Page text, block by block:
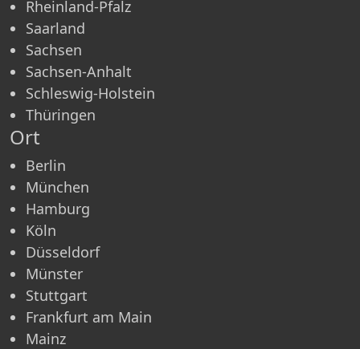
Rheinland-Pfalz
Saarland
Sachsen
Sachsen-Anhalt
Schleswig-Holstein
Thüringen
Ort
Berlin
München
Hamburg
Köln
Düsseldorf
Münster
Stuttgart
Frankfurt am Main
Mainz